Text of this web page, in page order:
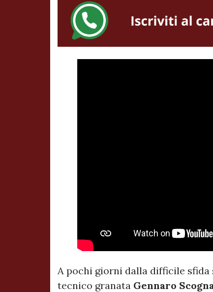
A pochi giorni dalla difficile
tecnico granata Gennaro